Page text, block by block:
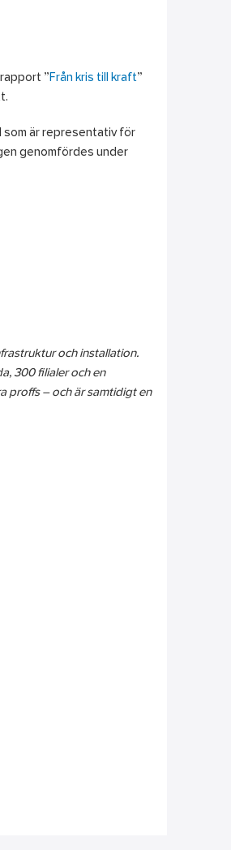
” Från kris till kraft”
som är representativ för
genomfördes under
och installation.
300 filialer och en
proffs – och är samtidigt en